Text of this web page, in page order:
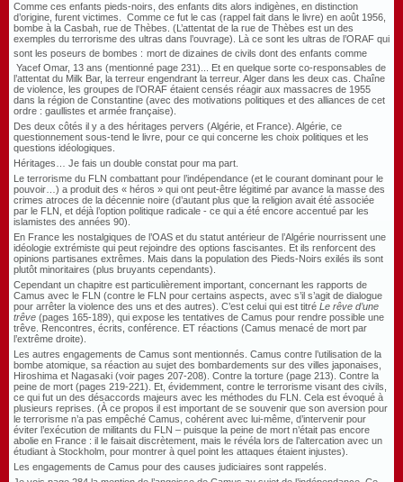
Comme ces enfants pieds-noirs, des enfants dits alors indigènes, en distinction
d’origine, furent victimes. Comme ce fut le cas (rappel fait dans le livre) en août 1956,
bombe à la Casbah, rue de Thèbes. (L’attentat de la rue de Thèbes est un des
exemples du terrorisme des ultras dans l’ouvrage). Là ce sont les ultras de l’ORAF qui
sont les poseurs de bombes : mort de dizaines de civils dont des enfants comme
Yacef Omar, 13 ans (mentionné page 231)..
. Et en quelque sorte co-responsables de
l’attentat du Milk Bar, la terreur engendrant la terreur. Alger dans les deux cas. Chaîne
de violence, les groupes de l’ORAF étaient censés réagir aux massacres de 1955
dans la région de Constantine (avec des motivations politiques et des alliances de cet
ordre : gaullistes et armée française).
Des deux côtés il y a des héritages pervers (Algérie, et France). Algérie, ce
questionnement sous-tend le livre, pour ce qui concerne les choix politiques et les
questions idéologiques.
Héritages… Je fais un double constat pour ma part.
Le terrorisme du FLN combattant pour l’indépendance (et le courant dominant pour le
pouvoir…) a produit des « héros » qui ont peut-être légitimé par avance la masse des
crimes atroces de la décennie noire (d’autant plus que la religion avait été associée
par le FLN, et déjà l’option politique radicale - ce qui a été encore accentué par les
islamistes des années 90).
En France les nostalgiques de l’OAS et du statut antérieur de l’Algérie nourrissent une
idéologie extrémiste qui peut rejoindre des options fascisantes. Et ils renforcent des
opinions partisanes extrêmes. Mais dans la population des Pieds-Noirs exilés ils sont
plutôt minoritaires (plus bruyants cependants).
Cependant un chapitre est particulièrement important, concernant les rapports de
Camus avec le FLN (contre le FLN pour certains aspects, avec s’il s’agit de dialogue
pour arrêter la violence des uns et des autres). C’est celui qui est titré Le rêve d’une
trêve (pages 165-189), qui expose les tentatives de Camus pour rendre possible une
trêve. Rencontres, écrits, conférence. ET réactions (Camus menacé de mort par
l’extrême droite).
Les autres engagements de Camus sont mentionnés. Camus contre l’utilisation de la
bombe atomique, sa réaction au sujet des bombardements sur des villes japonaises,
Hiroshima et Nagasaki (voir pages 207-208). Contre la torture (page 213). Contre la
peine de mort (pages 219-221). Et, évidemment, contre le terrorisme visant des civils,
ce qui fut un des désaccords majeurs avec les méthodes du FLN. Cela est évoqué à
plusieurs reprises. (À ce propos il est important de se souvenir que son aversion pour
le terrorisme n’a pas empêché Camus, cohérent avec lui-même, d’intervenir pour
éviter l’exécution de militants du FLN – puisque la peine de mort n’était pas encore
abolie en France : il le faisait discrètement, mais le révéla lors de l’altercation avec un
étudiant à Stockholm, pour montrer à quel point les attaques étaient injustes).
Les engagements de Camus pour des causes judiciaires sont rappelés.